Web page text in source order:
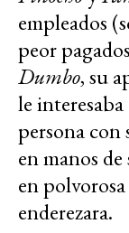
empleados
peor
Dumbo, su
le
persona con
en manos
en
enderezara.